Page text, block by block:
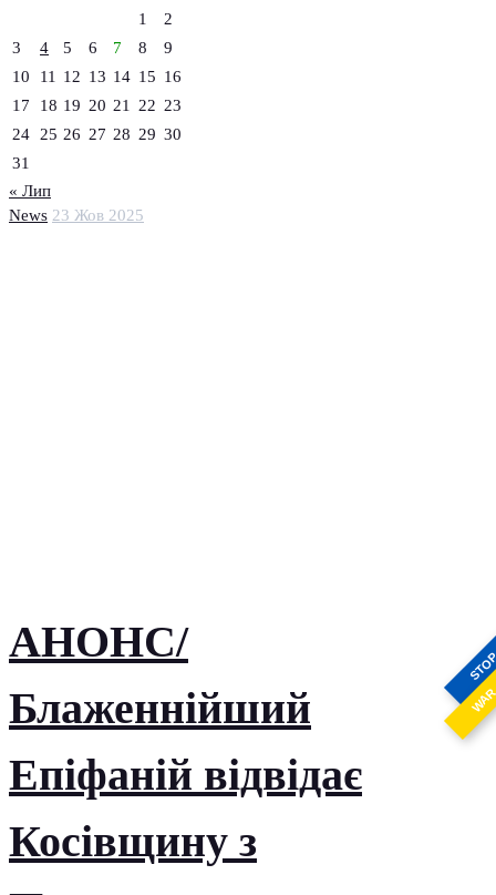
News 23 Жов 2025
АНОНС/
Блаженнійший
Епіфаній відвідає
Косівщину з
1
2
3
4 5 6 7 8
9
10
11 12 13 14 15 16
17
18 19 20 21 22 23
24
25 26 27 28 29 30
31
« Лип